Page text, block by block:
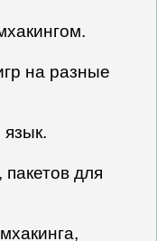
на разные
для